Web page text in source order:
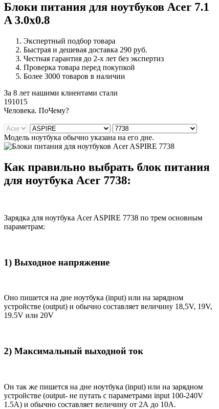
Блоки питания для ноутбуков Acer 7.1
A 3.0x0.8
Экспертный подбор товара
Быстрая и дешевая доставка 290 руб.
Честная гарантия до 2-х лет без экспертиз
Проверка товара перед покупкой
Более 3000 товаров в наличии
За 8 лет нашими клиентами стали
191015
Человека. ПоЧему?
Модель ноутбука обычно указана на его дне.
Как правильно выбрать блок питания
для ноутбука Acer 7738:
Зарядка для ноутбука Acer ASPIRE 7738 по трем основным
параметрам:
1) Выходное напряжение
Оно пишется на дне ноутбука (input) или на зарядном
устройстве (output) и обычно составляет величину 18,5V, 19V,
19.5V или 20V
2) Максимальный выходной ток
Он так же пишется на дне ноутбука (input) или на зарядном
устройстве (output- не путать с параметрами input 100-240V
1.5A) и обычно составляет величину от 2А до 10A.